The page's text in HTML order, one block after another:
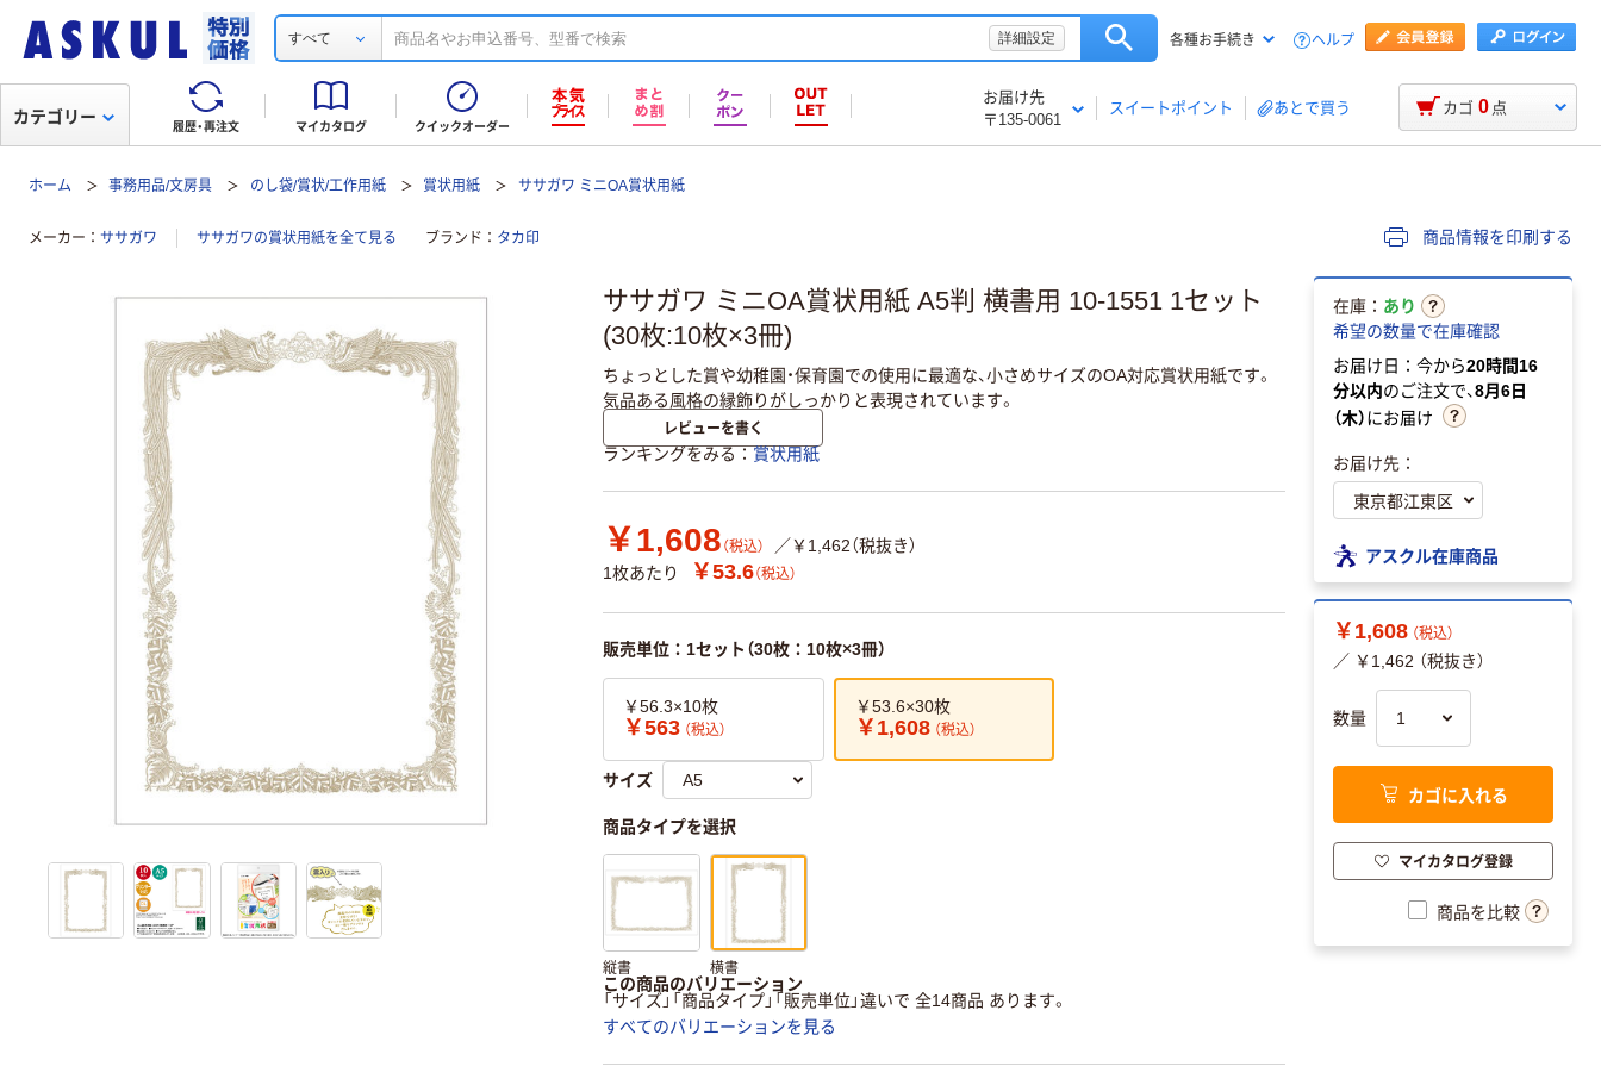
すべて 詳細設定 各種お手続き ヘルプ
履歴・再注文 マイカタログ クイックオーダー
お届け先
〒135-0061
スイートポイント あとで買う
カテゴリー カゴ 0 点
ホーム 事務用品/文房具 のし袋/賞状/工作用紙 賞状用紙 ササガワ ミニOA賞状用紙
メーカー ササガワ ササガワの賞状用紙を全て見る ブランド タカ印 商品情報を印刷する
ササガワ ミニOA賞状用紙 A5判 横書用 10-1551 1セット
(30枚:10枚×3冊)
ちょっとした賞や幼稚園・保育園での使用に最適な、小さめサイズのOA対応賞状用紙です。
気品ある風格の縁飾りがしっかりと表現されています。
レビューを書く
ランキングをみる 賞状用紙
￥1,608 （税込）
／￥1,462（税抜き）
1枚あたり
￥53.6（税込）
販売単位：1セット（30枚：10枚×3冊）
￥56.3×10枚
￥563 （税込）
￥53.6×30枚
￥1,608 （税込）
サイズ
商品タイプを選択
縦書 横書
この商品のバリエーション
「サイズ」「商品タイプ」「販売単位」違いで 全14商品 あります。
すべてのバリエーションを見る
在庫： あり
希望の数量で在庫確認
お届け日：今から20時間16
分以内のご注文で、8月6日
（木）にお届け
お届け先：
アスクル在庫商品
￥1,608 （税込）
／ ￥1,462 （税抜き）
数量
カゴに入れる
マイカタログ登録
商品を比較